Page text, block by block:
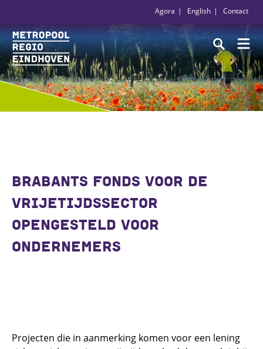
Agora English Contact
BRABANTS FONDS VOOR DE
VRIJETIJDSSECTOR
OPENGESTELD VOOR
ONDERNEMERS
Projecten die in aanmerking komen voor een lening